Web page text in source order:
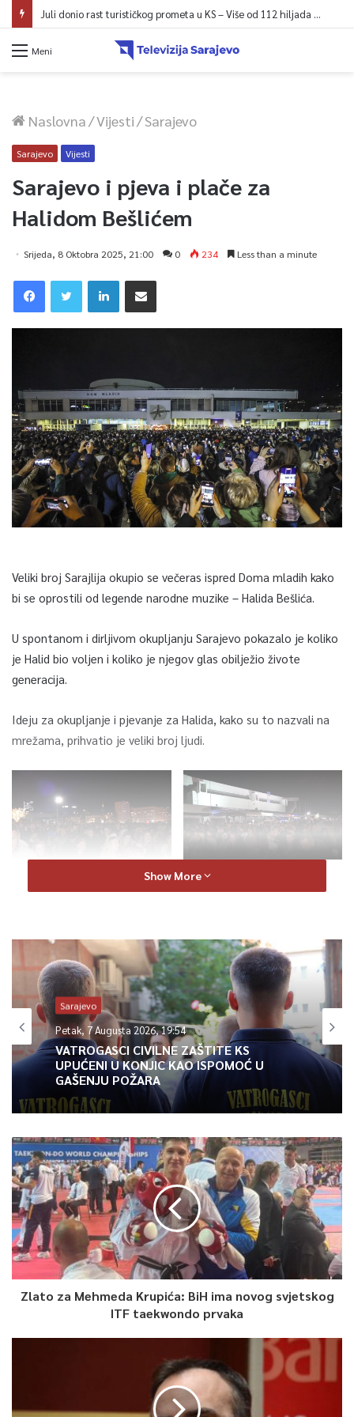
Juli donio rast turističkog prometa u KS – Više od 112 hiljada gostiju i 241 hiljada noćenja
Meni
Naslovna/Vijesti/Sarajevo
Sarajevo Vijesti
Sarajevo i pjeva i plače za
Halidom Bešlićem
Srijeda, 8 Oktobra 2025, 21:00 0 234 Less than a minute
Veliki broj Sarajlija okupio se večeras ispred Doma mladih kako
bi se oprostili od legende narodne muzike – Halida Bešlića.
U spontanom i dirljivom okupljanju Sarajevo pokazalo je koliko
je Halid bio voljen i koliko je njegov glas obilježio živote
generacija.
Ideju za okupljanje i pjevanje za Halida, kako su to nazvali na
mrežama, prihvatio je veliki broj ljudi.
Inicijativa je došla jučer nakon vijesti o smrti bh legende
narodne muzike, kako bi se oni koji su ga voljeli oprostili od
njega, njegovim pjesmama. ali prije svega velikog čovjeka, koji
je oko sebe širio toplinu i ljudskost.
0
Article Rating
Show More
Sarajevo
Petak, 7 Augusta 2026, 19:54
VATROGASCI CIVILNE ZAŠTITE KS
UPUĆENI U KONJIC KAO ISPOMOĆ U
GAŠENJU POŽARA
Zlato za Mehmeda Krupića: BiH ima novog svjetskog
ITF taekwondo prvaka